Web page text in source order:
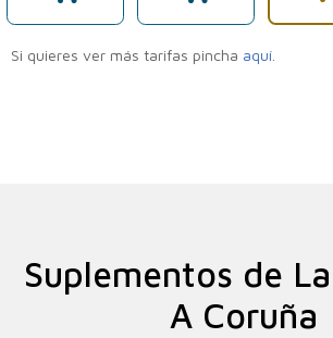
Suplementos de
A Coruña